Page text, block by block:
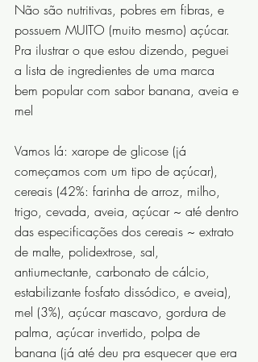
Não são nutritivas, pobres em fibras, e
possuem MUITO (muito mesmo) açúcar.
Pra ilustrar o que estou dizendo, peguei
a lista de ingredientes de uma marca
bem popular com sabor banana, aveia e
mel
Vamos lá: xarope de glicose (já
começamos com um tipo de açúcar),
cereais (42%: farinha de arroz, milho,
trigo, cevada, aveia, açúcar ~ até dentro
das especificações dos cereais ~ extrato
de malte, polidextrose, sal,
antiumectante, carbonato de cálcio,
estabilizante fosfato dissódico, e aveia),
mel (3%), açúcar mascavo, gordura de
palma, açúcar invertido, polpa de
banana (já até deu pra esquecer que era